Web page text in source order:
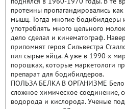
протеины пропагандировались
мышц. Тогда многие бодибилдеры
употреблять много цельного
дело сделал и кинематограф.
припомнят героя Сильвестра
пил сырые яйца. А уже в 1990-х
порошках, которые маркетологи
препарат для бодибилдеров.
ПОЛЬЗА БЕЛКА В ОРГАНИЗМЕ
сложное химическое соединение,
водорода и кислорода. Ученые